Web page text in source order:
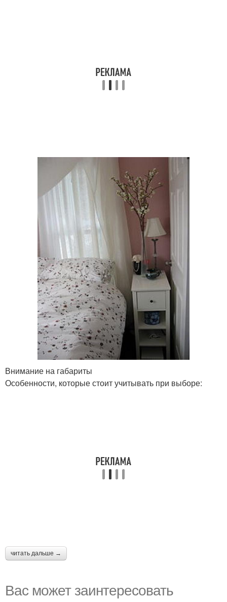
Внимание на габариты
Особенности, которые стоит учитывать при выборе:
читать дальше →
Вас может заинтересовать